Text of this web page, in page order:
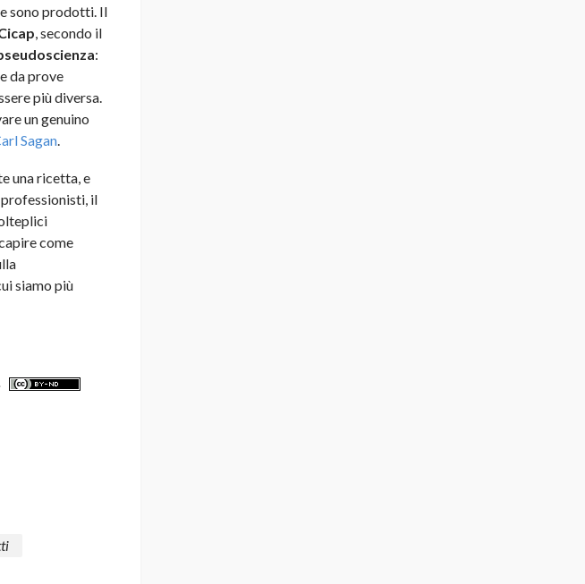
sono prodotti. Il
, secondo il
:
da prove
più diversa.
un genuino
Sagan.
una ricetta, e
professionisti, il
come
siamo più